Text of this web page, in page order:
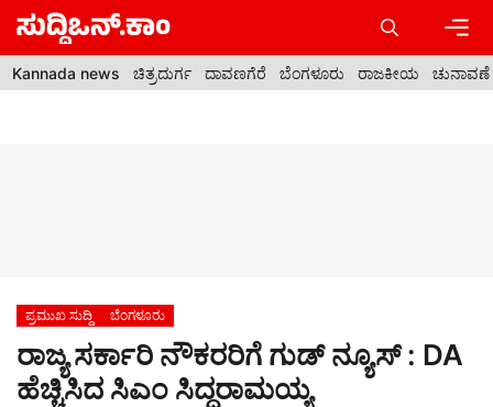
Skip
content
Kannada news ಚಿತ್ರದುರ್ಗ ದಾವಣಗೆರೆ ಬೆಂಗಳೂರು ರಾಜಕೀಯ ಚುನಾವಣೆ
ಪ್ರಮುಖ ಸುದ್ದಿ ಬೆಂಗಳೂರು
ರಾಜ್ಯ ಸರ್ಕಾರಿ ನೌಕರರಿಗೆ ಗುಡ್ ನ್ಯೂಸ್ : DA
ಹೆಚ್ಚಿಸಿದ ಸಿಎಂ ಸಿದ್ದರಾಮಯ್ಯ